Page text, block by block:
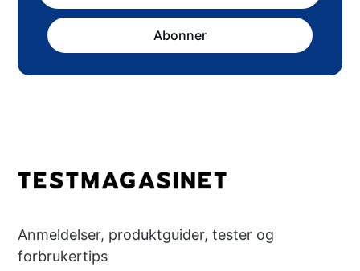
Abonner
Anmeldelser, produktguider, tester og
forbrukertips